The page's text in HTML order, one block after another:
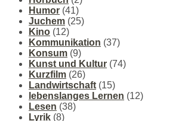
Humor (41)
Juchem (25)
Kino (12)
Kommunikation (37)
Konsum (9)
Kunst und Kultur (74)
Kurzfilm (26)
Landwirtschaft (15)
lebenslanges Lernen (12)
Lesen (38)
Lyrik (8)